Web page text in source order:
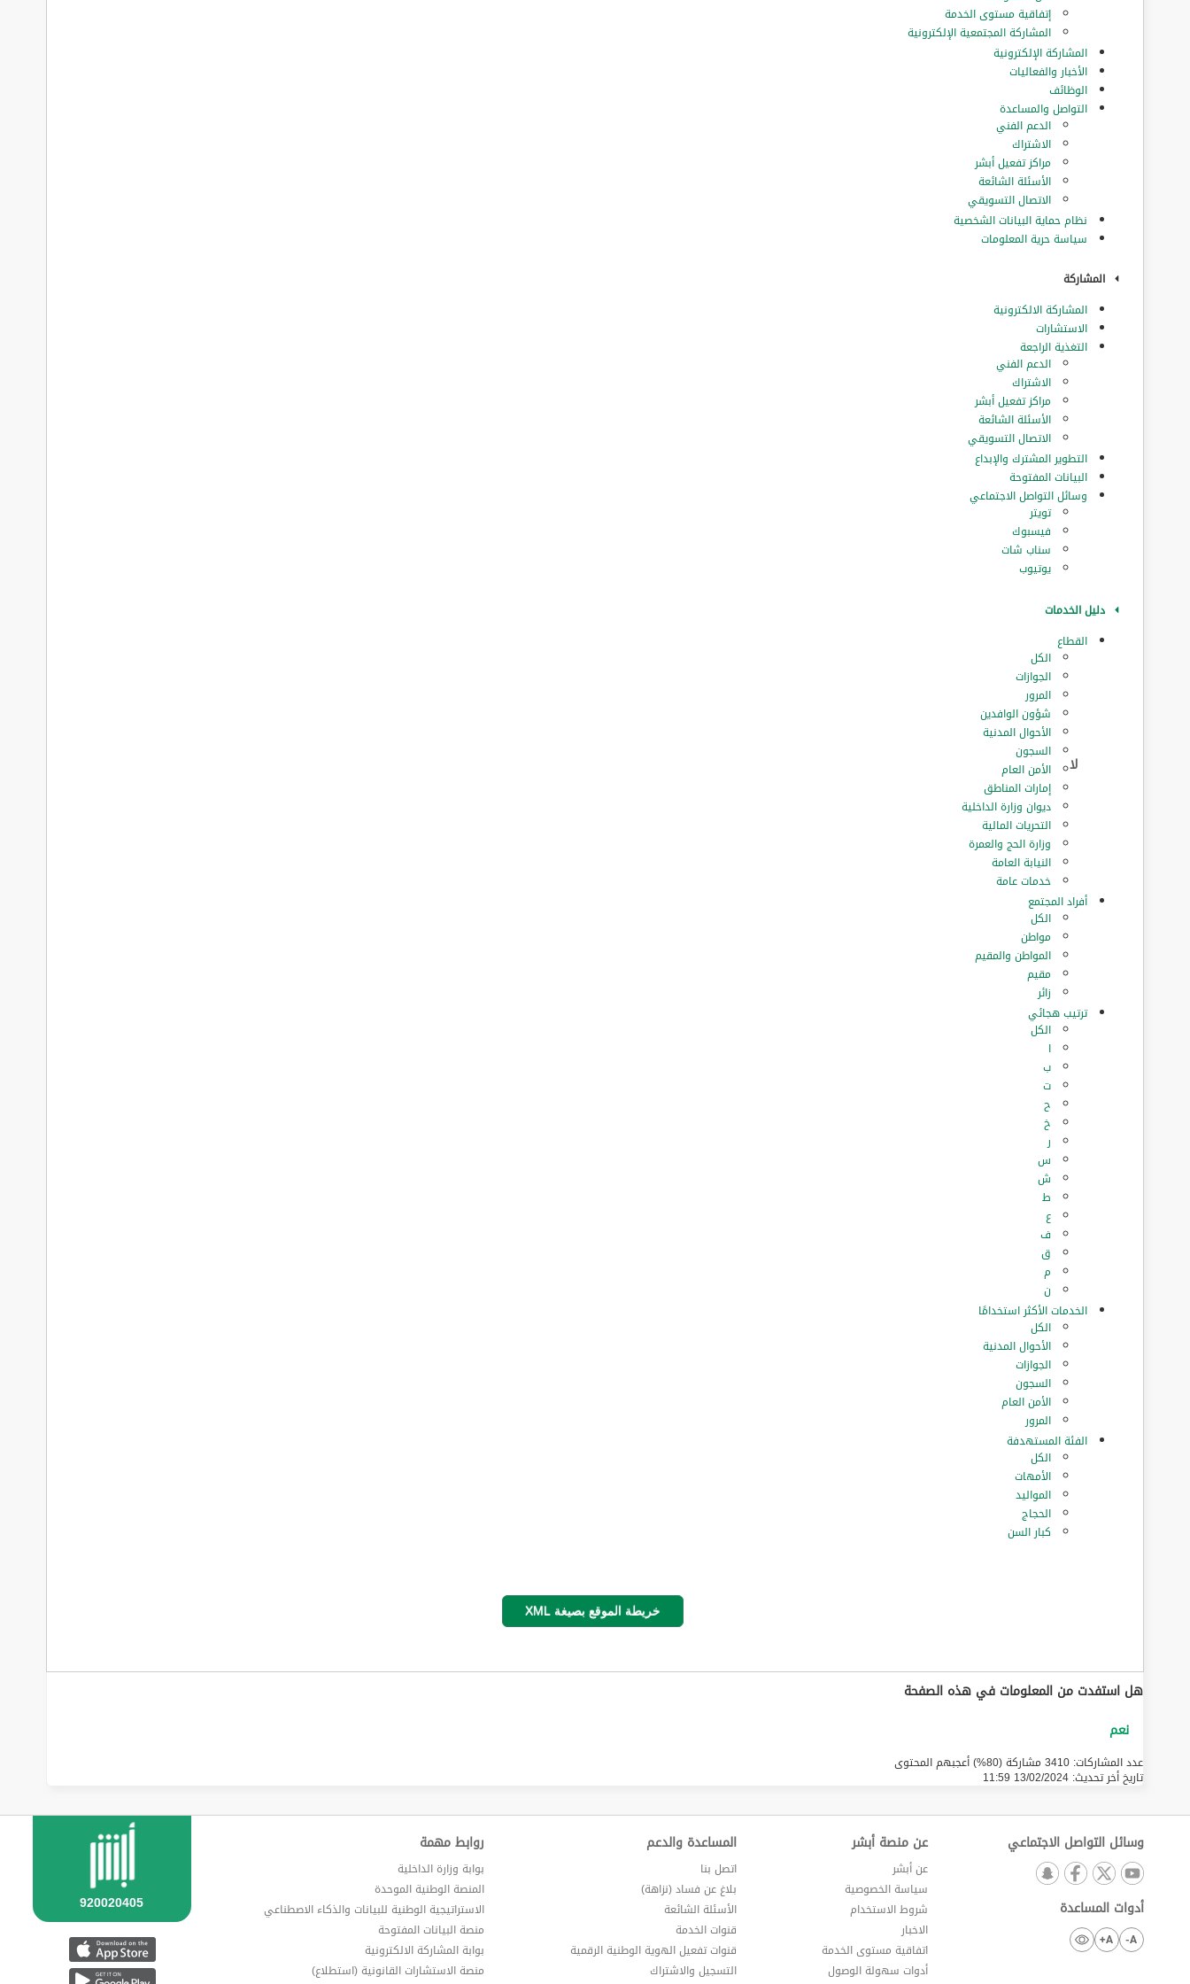
إتفاقية مستوى الخدمة
المشاركة المجتمعية الإلكترونية
المشاركة الإلكترونية
الأخبار والفعاليات
الوظائف
التواصل والمساعدة
الدعم الفني
الاشتراك
مراكز تفعيل أبشر
الأسئلة الشائعة
الاتصال التسويقي
نظام حماية البيانات الشخصية
سياسة حرية المعلومات
المشاركة
المشاركة الالكترونية
الاستشارات
التغذية الراجعة
الدعم الفني
الاشتراك
مراكز تفعيل أبشر
الأسئلة الشائعة
الاتصال التسويقي
التطوير المشترك والإبداع
البيانات المفتوحة
وسائل التواصل الاجتماعي
تويتر
فيسبوك
سناب شات
يوتيوب
دليل الخدمات
القطاع
الكل
الجوازات
المرور
‏شؤون الوافدين
الأحوال المدنية
السجون
الأمن العام
إمارات المناطق
ديوان وزارة الداخلية
التحريات المالية
وزارة الحج والعمرة
النيابة العامة
خدمات عامة
أفراد المجتمع
الكل
مواطن
المواطن والمقيم
مقيم
زائر
ترتيب هجائي
الكل
ا
ب
ت
ح
خ
ر
س
ش
ط
ع
ف
ق
م
ن
الخدمات الأكثر استخدامًا
الكل
الأحوال المدنية
الجوازات
السجون
الأمن العام
المرور
الفئة المستهدفة
الكل
الأمهات
المواليد
الحجاج
كبار السن
خريطة الموقع بصيغة XML
هل استفدت من المعلومات في هذه الصفحة
عدد المشاركات: 3410 مشاركة (80%) أعجبهم المحتوى
تاريخ أخر تحديث: 13/02/2024 11:59
وسائل التواصل الاجتماعي
أدوات المساعدة
A-
A+
عن منصة أبشر
عن أبشر
سياسة الخصوصية
شروط الاستخدام
الاخبار
اتفاقية مستوى الخدمة
أدوات سهولة الوصول
المساعدة والدعم
اتصل بنا
بلاغ عن فساد (نزاهة)
الأسئلة الشائعة
قنوات الخدمة
قنوات تفعيل الهوية الوطنية الرقمية
التسجيل والاشتراك
روابط مهمة
بوابة وزارة الداخلية
المنصة الوطنية الموحدة
الاستراتيجية الوطنية للبيانات والذكاء الاصطناعي
منصة البيانات المفتوحة
بوابة المشاركة الالكترونية
منصة الاستشارات القانونية (استطلاع)